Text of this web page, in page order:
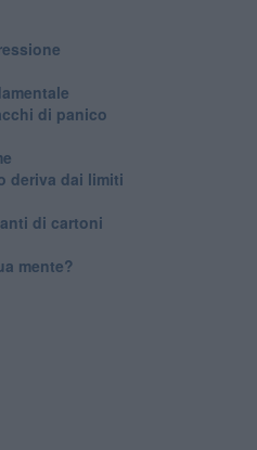
di panico
deriva dai limiti
di cartoni
mente?